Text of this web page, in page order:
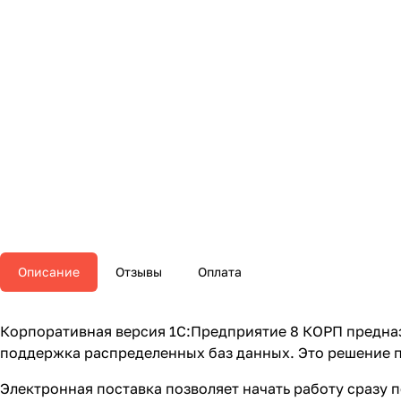
Описание Отзывы Оплата
Корпоративная версия 1С:Предприятие 8 КОРП
поддержка распределенных баз данных. Это решение
Электронная поставка позволяет начать работу